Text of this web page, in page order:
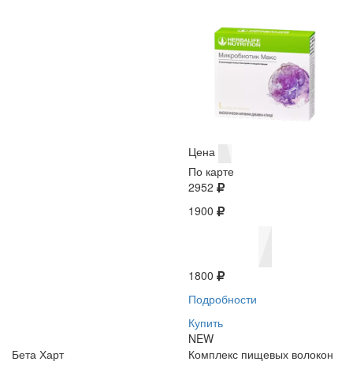
Цена
По карте
2952
1900
1800
Подробности
Купить
NEW
Бета Харт
Комплекс пищевых волокон